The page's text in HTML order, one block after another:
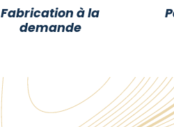
Fabrication à la
demande